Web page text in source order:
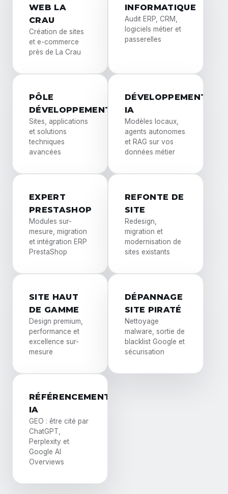
WEB LA
CRAU
Création de sites
et e-commerce
près de La Crau
INFORMATIQUE
Audit ERP, CRM,
logiciels métier et
passerelles
PÔLE
DÉVELOPPEMENT
Sites, applications
et solutions
techniques
avancées
DÉVELOPPEMENT
IA
Modèles locaux,
agents autonomes
et RAG sur vos
données métier
EXPERT
PRESTASHOP
Modules sur-
mesure, migration
et intégration ERP
PrestaShop
REFONTE DE
SITE
Redesign,
migration et
modernisation de
sites existants
SITE HAUT
DE GAMME
Design premium,
performance et
excellence sur-
mesure
DÉPANNAGE
SITE PIRATÉ
Nettoyage
malware, sortie de
blacklist Google et
sécurisation
RÉFÉRENCEMENT
IA
GEO : être cité par
ChatGPT,
Perplexity et
Google AI
Overviews